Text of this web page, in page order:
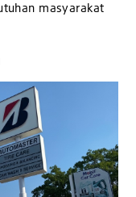
masyarakat